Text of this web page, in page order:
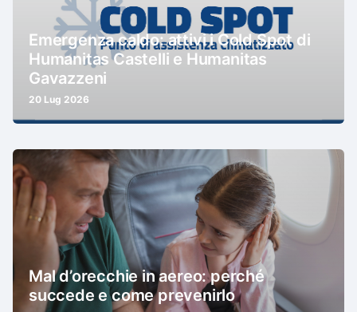
Emergenza caldo: attivi i Cold Spot di
Humanitas Castelli e Humanitas
Gavazzeni
20 Lug 2026
Mal d’orecchie in aereo: perché
succede e come prevenirlo